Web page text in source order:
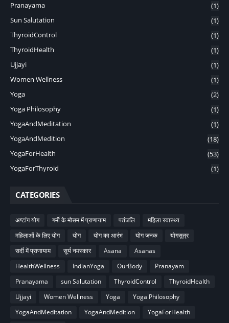
Pranayama
(1)
Sun Salutation
(1)
ThyroidControl
(1)
ThyroidHealth
(1)
Ujjayi
(1)
Women Wellness
(1)
Yoga
(2)
Yoga Philosophy
(1)
YogaAndMeditation
(1)
YogaAndMedition
(18)
YogaForHealth
(53)
YogaForThyroid
(1)
CATEGORIES
अष्टांग योग गर्मी के मौसम में प्राणायाम पतंजलि
महिला स्वास्थ्य
महिलाओं के लिए योग
योग योग का आरंभ योग जनक
योगसूत्र
सर्दी में प्राणायाम
सूर्य नमस्कार Asana
Asanas
HealthWellness
IndianYoga OurBody
Pranayam
Pranayama
sun Salutation ThyroidControl
ThyroidHealth
Ujjayi
Women Wellness Yoga
Yoga Philosophy
YogaAndMeditation
YogaAndMedition YogaForHealth